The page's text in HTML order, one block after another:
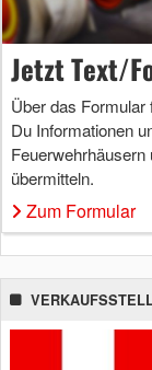
Jetzt Text/
Über das Formular
Du Informationen
Feuerwehrhäusern
übermitteln.
Zum Formular